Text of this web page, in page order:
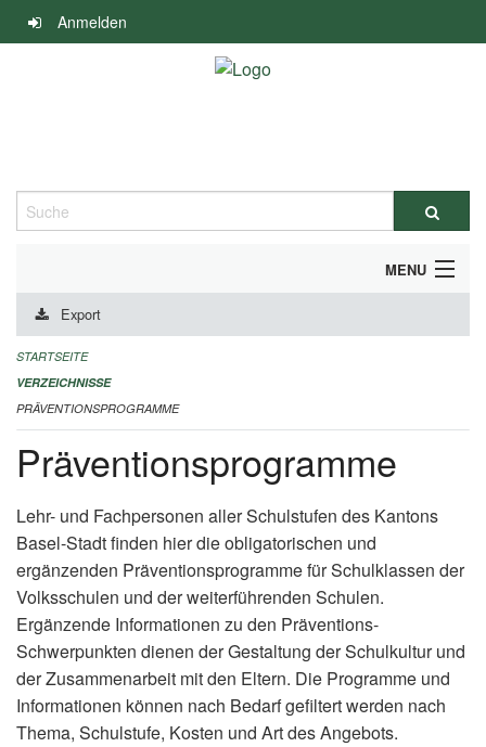
Navigation
überspringen
Anmelden
Suche
MENU
DURCHFÜHRUNG UND FINANZIERUNG
IMPRESSUM
Export
STARTSEITE
VERZEICHNISSE
PRÄVENTIONSPROGRAMME
Präventionsprogramme
Lehr- und Fachpersonen aller Schulstufen des Kantons
Basel-Stadt finden hier die obligatorischen und
ergänzenden Präventionsprogramme für Schulklassen der
Volksschulen und der weiterführenden Schulen.
Ergänzende Informationen zu den Präventions-
Schwerpunkten dienen der Gestaltung der Schulkultur und
der Zusammenarbeit mit den Eltern. Die Programme und
Informationen können nach Bedarf gefiltert werden nach
Thema, Schulstufe, Kosten und Art des Angebots.